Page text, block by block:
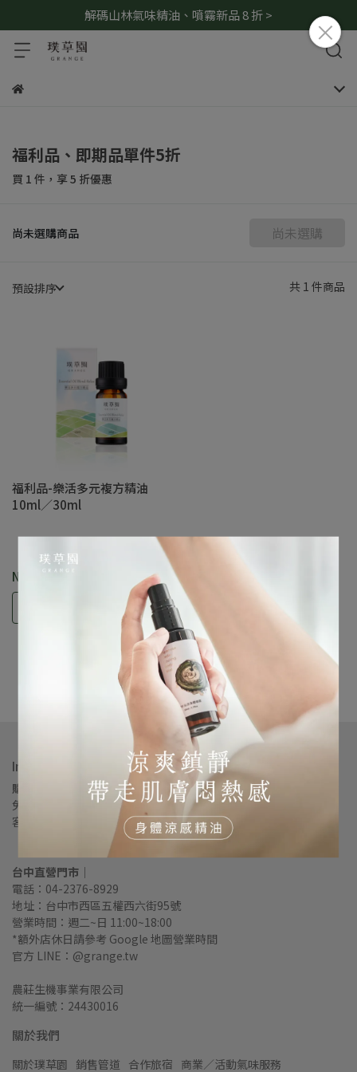
解碼山林氣味精油、噴霧新品 8 折 >
福利品、即期品單件5折
買 1 件， 享5 折優惠
尚未選購商品 尚未選購
預設排序 共 1 件商品
福利品-樂活多元複方精油
10ml／30ml
NT$680
Info.
購物諮詢、退換貨｜
免付費電話：0800-538-238
客服時間：週一~五 9:00~17:00
（12:00~13:00午休）
台中直營門市｜
電話：04-2376-8929
地址：台中市西區五權西六街95號
營業時間：週二~日 11:00~18:00
*額外店休日請參考 Google 地圖營業時間
官方 LINE：@grange.tw
農莊生機事業有限公司
統一編號：24430016
關於我們
關於璞草園 銷售管道 合作旅宿 商業／活動氣味服務